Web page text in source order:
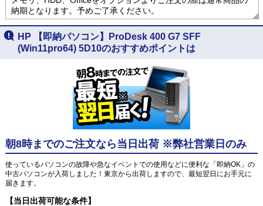
納期となります。予めご了承ください。
HP 【即納パソコン】ProDesk 400 G7 SFF
(Win11pro64) 5D10のおすすめポイントは
朝8時までのご注文なら当日出荷 ※弊社営業日のみ
使っているパソコンの故障や急なイベントでの使用などに便利な「即納OK」の
中古パソコンが入荷しました！東京から出荷しますので、最短翌日にお手元に
届きます。
【当日出荷可能な条件】